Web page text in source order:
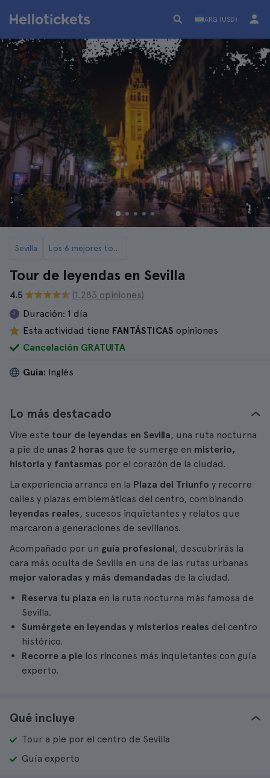
ARG (USD)
Sevilla Los 6 mejores tours de fantasmas y misterios en Sevilla
Tour de leyendas en Sevilla
4.5
(1.283 opiniones)
Duración: 1 día
Esta actividad tiene FANTÁSTICAS opiniones
Cancelación GRATUITA
Guía: Inglés
Lo más destacado
Vive este tour de leyendas en Sevilla, una ruta nocturna
a pie de unas 2 horas que te sumerge en misterio,
historia y fantasmas por el corazón de la ciudad.
La experiencia arranca en la Plaza del Triunfo y recorre
calles y plazas emblemáticas del centro, combinando
leyendas reales, sucesos inquietantes y relatos que
marcaron a generaciones de sevillanos.
Acompañado por un guía profesional, descubrirás la
cara más oculta de Sevilla en una de las rutas urbanas
mejor valoradas y más demandadas de la ciudad.
Reserva tu plaza en la ruta nocturna más famosa de
Sevilla.
Sumérgete en leyendas y misterios reales del centro
histórico.
Recorre a pie los rincones más inquietantes con guía
experto.
Qué incluye
Tour a pie por el centro de Sevilla
Guía experto